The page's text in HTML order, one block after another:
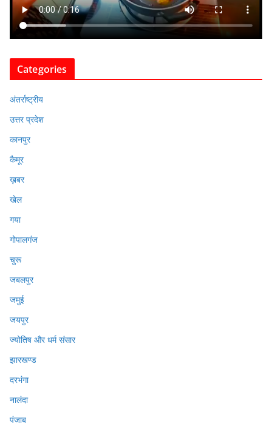
Categories
अंतर्राष्ट्रीय
उत्तर प्रदेश
कानपुर
कैमूर
ख़बर
खेल
गया
गोपालगंज
चुरू
जबलपुर
जमुई
जयपुर
ज्योतिष और धर्म संसार
झारखण्ड
दरभंगा
नालंदा
पंजाब